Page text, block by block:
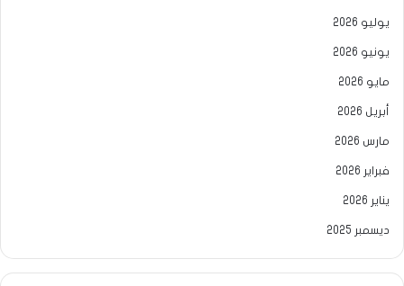
يوليو 2026
يونيو 2026
مايو 2026
أبريل 2026
مارس 2026
فبراير 2026
يناير 2026
ديسمبر 2025